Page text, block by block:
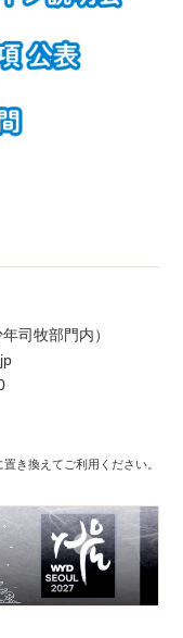
司牧部門内）
き換えてご利用ください。